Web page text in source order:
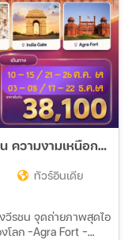
ทัวร์อินเดีย เสน่ห์สีสัน อินเดีย ราชสถาน ความงามเหนือกาลเวลา ทัชมาฮาล ชัยปูร์ อัจเมอร์ 6วัน 4คืน (TG)
ทัวร์อินเดีย
วีรชน จุดถ่ายภาพสุดไอ